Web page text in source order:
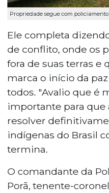
Propriedade segue com
Ele completa
de conflito, onde os
fora de suas terras e
marca o início da
todos. "Avalio que é
importante para que
resolver
indígenas do Brasil
termina.
O comandante da
Porã, tenente-